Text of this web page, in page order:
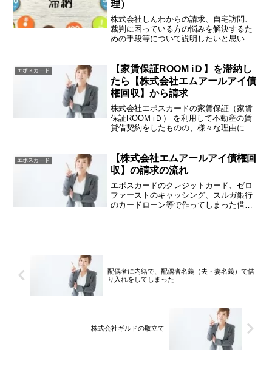
理）
株式会社しんわからの請求、自宅訪問、
裁判に困っている方の悩みを解決するた
めの手段等について説明したいと思いま
すが、株式会社しんわは、福岡市博多区
中呉服町に本社を置く消費...
エポスカード
【家賃保証ROOM iＤ】を滞納し
たら【株式会社エムアールアイ債
権回収】から請求
株式会社エポスカードの家賃保証（家賃
保証ROOM iＤ） を利用して不動産の賃
貸借契約をしたものの、様々な理由によ
収から突然電話がかかってきたり書類が
届くことがあります...
エポスカード
【株式会社エムアールアイ債権回
収】の請求の流れ
エポスカードのクレジットカード、ゼロ
ファーストのキャッシング、スルガ銀行
のカードローン等で作ってしまった借
配偶者に内緒で、配偶者名義（夫・妻名義）で借
り入れをしてしまった
株式会社ギルドの取立て